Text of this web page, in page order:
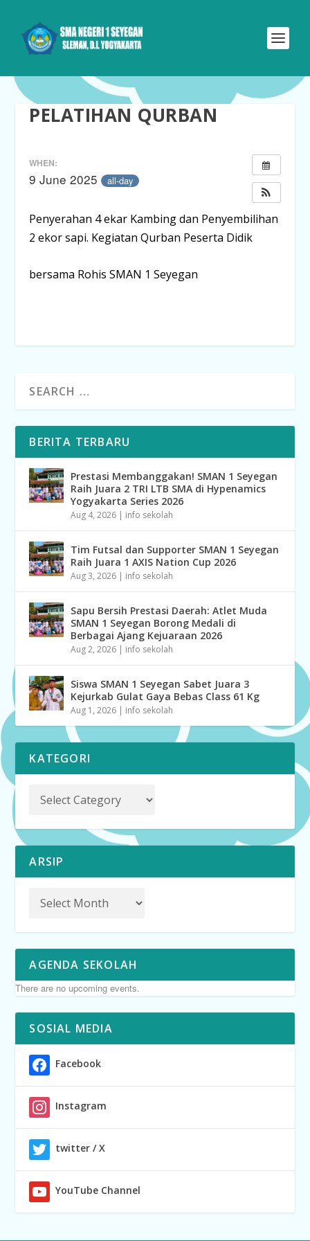
PELATIHAN QURBAN
WHEN:
9 June 2025 all-day
Penyerahan 4 ekar Kambing dan Penyembilihan
2 ekor sapi. Kegiatan Qurban Peserta Didik
bersama Rohis SMAN 1 Seyegan
BERITA TERBARU
Prestasi Membanggakan! SMAN 1 Seyegan
Raih Juara 2 TRI LTB SMA di Hypenamics
Yogyakarta Series 2026
Aug 4, 2026 | info sekolah
Tim Futsal dan Supporter SMAN 1 Seyegan
Raih Juara 1 AXIS Nation Cup 2026
Aug 3, 2026 | info sekolah
Sapu Bersih Prestasi Daerah: Atlet Muda
SMAN 1 Seyegan Borong Medali di
Berbagai Ajang Kejuaraan 2026
Aug 2, 2026 | info sekolah
Siswa SMAN 1 Seyegan Sabet Juara 3
Kejurkab Gulat Gaya Bebas Class 61 Kg
Aug 1, 2026 | info sekolah
KATEGORI
ARSIP
AGENDA SEKOLAH
There are no upcoming events.
SOSIAL MEDIA
Facebook
Instagram
twitter / X
YouTube Channel